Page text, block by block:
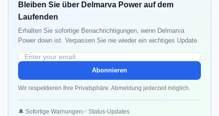
Bleiben Sie über Delmarva Power auf dem
Laufenden
Erhalten Sie sofortige Benachrichtigungen, wenn Delmarva
Power down ist. Verpassen Sie nie wieder ein wichtiges Update.
Abonnieren
Wir respektieren Ihre Privatsphäre. Abmeldung jederzeit möglich.
🔔 Sofortige Warnungen✅ Status-Updates